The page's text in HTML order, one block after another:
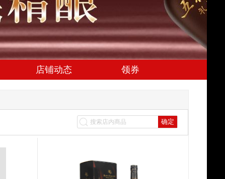
店铺动态 领券
确定